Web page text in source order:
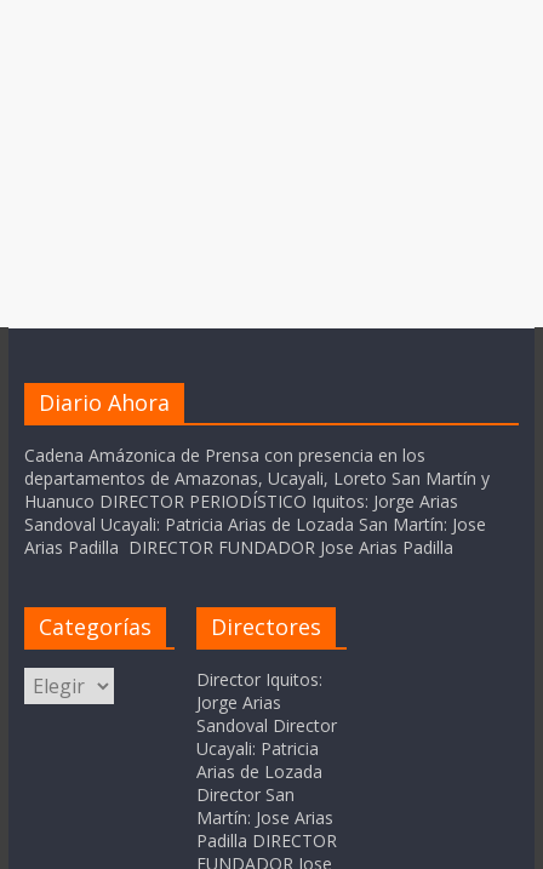
Diario Ahora
Cadena Amázonica de Prensa con presencia en los
departamentos de Amazonas, Ucayali, Loreto San Martín y
Huanuco DIRECTOR PERIODÍSTICO Iquitos: Jorge Arias
Sandoval Ucayali: Patricia Arias de Lozada San Martín: Jose
Arias Padilla DIRECTOR FUNDADOR Jose Arias Padilla
Categorías
Categorías
Directores
Director Iquitos:
Jorge Arias
Sandoval Director
Ucayali: Patricia
Arias de Lozada
Director San
Martín: Jose Arias
Padilla DIRECTOR
FUNDADOR Jose